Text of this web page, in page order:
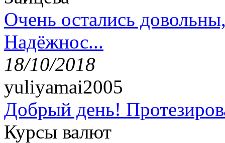
Очень остались
Надёжнос...
18/10/2018
yuliyamai2005
Добрый день!
Курсы валют